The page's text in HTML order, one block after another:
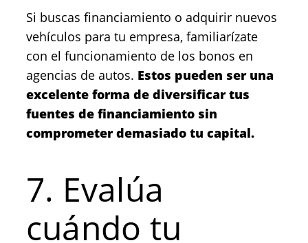
Si buscas financiamiento o adquirir nuevos
vehículos para tu empresa, familiarízate
con el funcionamiento de los bonos en
agencias de autos. Estos pueden ser una
excelente forma de diversificar tus
fuentes de financiamiento sin
comprometer demasiado tu capital.
7. Evalúa
cuándo tu